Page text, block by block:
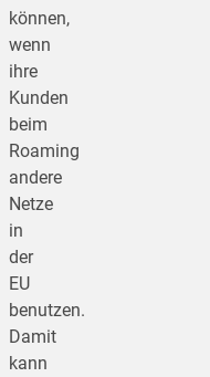
können,
wenn
ihre
Kunden
beim
Roaming
andere
Netze
in
der
EU
benutzen.
Damit
kann